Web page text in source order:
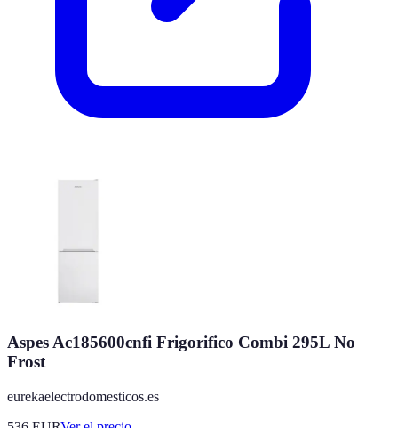
Aspes Ac185600cnfi Frigorifico Combi 295L No
Frost
eurekaelectrodomesticos.es